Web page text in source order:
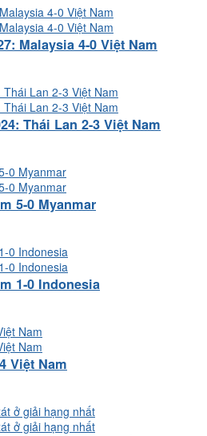
Malaysia 4-0 Việt Nam
Thái Lan 2-3 Việt Nam
5-0 Myanmar
1-0 Indonesia
Việt Nam